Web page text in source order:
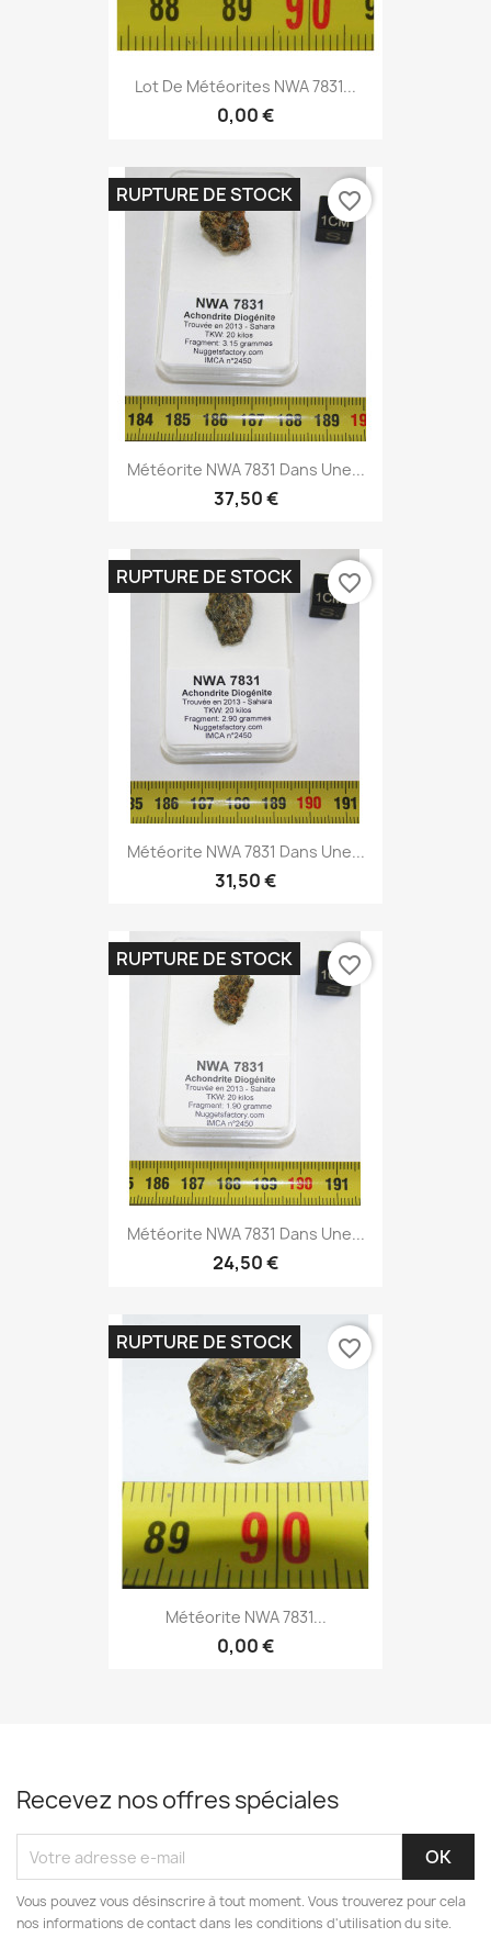
Lot De Météorites NWA 7831...
0,00 €
Météorite NWA 7831 Dans Une...
37,50 €
RUPTURE DE STOCK favorite_border
Météorite NWA 7831 Dans Une...
31,50 €
RUPTURE DE STOCK favorite_border
Météorite NWA 7831 Dans Une...
24,50 €
RUPTURE DE STOCK favorite_border
Météorite NWA 7831...
0,00 €
RUPTURE DE STOCK favorite_border
Recevez nos offres spéciales
Vous pouvez vous désinscrire à tout moment. Vous trouverez pour cela
nos informations de contact dans les conditions d'utilisation du site.